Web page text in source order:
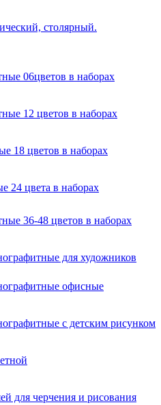
столярный.
06цветов в наборах
12 цветов в наборах
18 цветов в наборах
24 цвета в наборах
36-48 цветов в наборах
для художников
офисные
с детским рисунком
для черчения и рисования